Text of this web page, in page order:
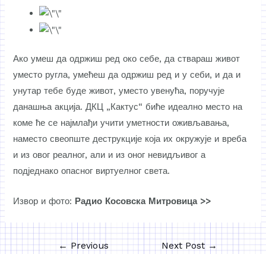
Ако умеш да одржиш ред око себе, да ствараш живот
уместо ругла, умећеш да одржиш ред и у себи, и да и
унутар тебе буде живот, уместо увенућа, поручује
данашња акција. ДКЦ „Кактус“ биће идеално место на
коме ће се најмлађи учити уметности оживљавања,
наместо свеопште деструкције која их окружује и вреба
и из овог реалног, али и из оног невидљивог а
подједнако опасног виртуелног света.
Извор и фото: Радио Косовска Митровица >>
← Previous Next Post →